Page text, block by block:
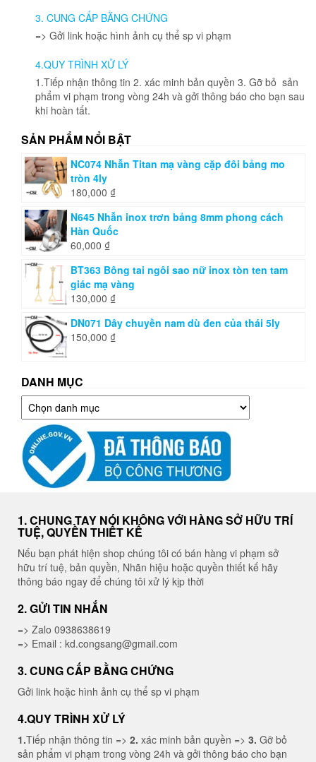
3. CUNG CẤP BẰNG CHỨNG
=> Gởi link hoặc hình ảnh cụ thể sp vi phạm
4.QUY TRÌNH XỬ LÝ
1.Tiếp nhận thông tin 2. xác minh bản quyền 3. Gỡ bỏ sản
phẩm vi phạm trong vòng 24h và gởi thông báo cho bạn sau
khi hoàn tất.
SẢN PHẨM NỔI BẬT
NC074 Nhẫn Titan mạ vàng cặp đôi bảng mo
tròn 4ly
180,000 ₫
N645 Nhẫn inox trơn bảng 8mm phong cách
Hàn Quốc
60,000 ₫
BT363 Bông tai ngôi sao nữ inox tòn ten tam
giác mạ vàng
130,000 ₫
DN071 Dây chuyền nam dù đen của thái 5ly
150,000 ₫
DANH MỤC
Danh
mục
1. CHUNG TAY NÓI KHÔNG VỚI HÀNG SỞ HỮU TRÍ
TUỆ, QUYỀN THIẾT KẾ
Nếu bạn phát hiện shop chúng tôi có bán hàng vi phạm sở
hữu trí tuệ, bản quyền, Nhãn hiệu hoặc quyền thiết kế hãy
thông báo ngay để chúng tôi xử lý kịp thời
2. GỬI TIN NHẮN
=> Zalo 0938638619
=> Email : kd.congsang@gmail.com
3. CUNG CẤP BẰNG CHỨNG
Gởi link hoặc hình ảnh cụ thể sp vi phạm
4.QUY TRÌNH XỬ LÝ
1.Tiếp nhận thông tin => 2. xác minh bản quyền => 3. Gỡ bỏ
sản phẩm vi phạm trong vòng 24h và gởi thông báo cho bạn